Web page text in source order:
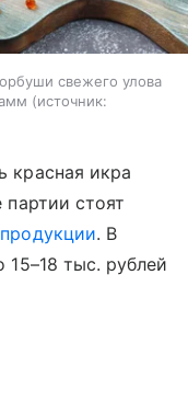
свежего улова
источник:
красная икра
стоят
продукции. В
15–18 тыс. рублей